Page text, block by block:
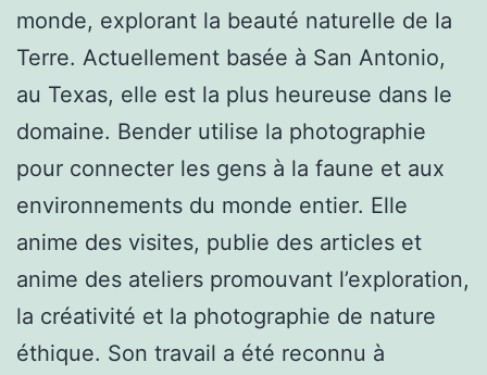
monde, explorant la beauté naturelle de la
Terre. Actuellement basée à San Antonio,
au Texas, elle est la plus heureuse dans le
domaine. Bender utilise la photographie
pour connecter les gens à la faune et aux
environnements du monde entier. Elle
anime des visites, publie des articles et
anime des ateliers promouvant l’exploration,
la créativité et la photographie de nature
éthique. Son travail a été reconnu à